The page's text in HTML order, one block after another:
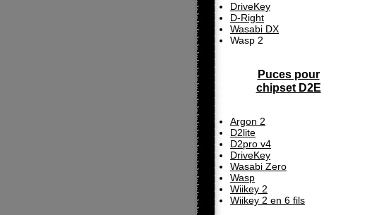
DriveKey
D-Right
Wasabi DX
Wasp 2
Puces pour
chipset D2E
Argon 2
D2lite
D2pro v4
DriveKey
Wasabi Zero
Wasp
Wiikey 2
Wiikey 2 en 6 fils